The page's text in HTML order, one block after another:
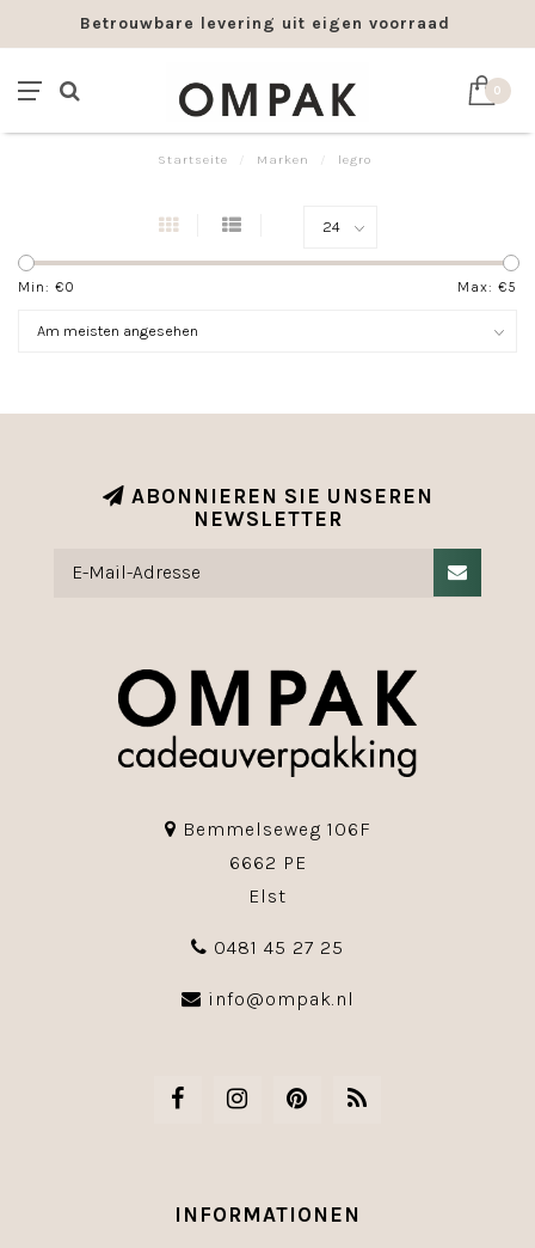
Betrouwbare levering uit eigen voorraad
0
Startseite Marken legro
Min: €0 Max: €5
ABONNIEREN SIE UNSEREN
NEWSLETTER
Bemmelseweg 106F
6662 PE
Elst
0481 45 27 25
info@ompak.nl
INFORMATIONEN